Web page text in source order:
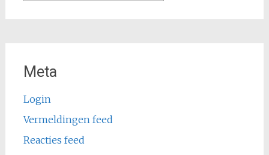
Meta
Login
Vermeldingen feed
Reacties feed